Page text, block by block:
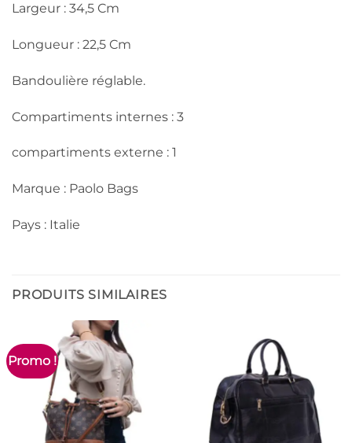
Largeur : 34,5 Cm
Longueur : 22,5 Cm
Bandoulière réglable.
Compartiments internes : 3
compartiments externe : 1
Marque : Paolo Bags
Pays : Italie
PRODUITS SIMILAIRES
Promo !